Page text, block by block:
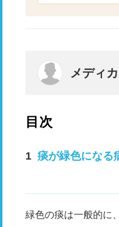
メディ
目次
痰が緑色になる
緑色の痰は一般的に